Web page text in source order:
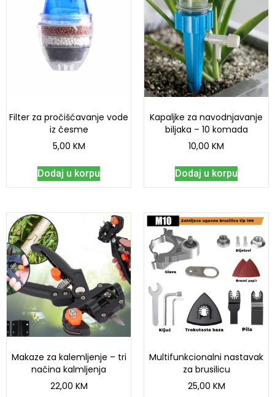
Filter za pročišćavanje vode
iz česme
5,00 KM
Dodaj u korpu
Kapaljke za navodnjavanje
biljaka – 10 komada
10,00 KM
Dodaj u korpu
Makaze za kalemljenje – tri
načina kalmljenja
22,00 KM
Multifunkcionalni nastavak
za brusilicu
25,00 KM